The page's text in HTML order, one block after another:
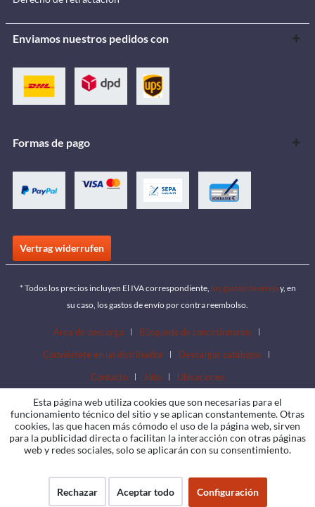
Enviamos nuestros pedidos con
Formas de pago
Vertrag widerrufen
* Todos los precios incluyen El IVA correspondiente, los gastos de envío y, en
su caso, los gastos de envío por contra reembolso.
Área de descarga
Búsqueda de concesionarios
Conviértete en un distribuidor
Descargar catálogos
Contacto
Jobs Ubicaciones
Esta página web utiliza cookies que son necesarias para el
funcionamiento técnico del sitio y se aplican constantemente. Otras
cookies, las que hacen más cómodo el uso de la página web, sirven
para la publicidad directa o facilitan la interacción con otras páginas
web y redes sociales, solo se aplicarán con su consentimiento.
Rechazar Aceptar todo Configuración